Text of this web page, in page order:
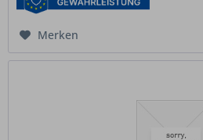
Merken